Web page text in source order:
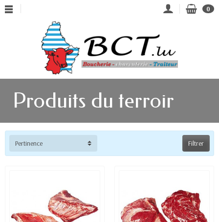
0
Produits du terroir
Filtrer
Pertinence